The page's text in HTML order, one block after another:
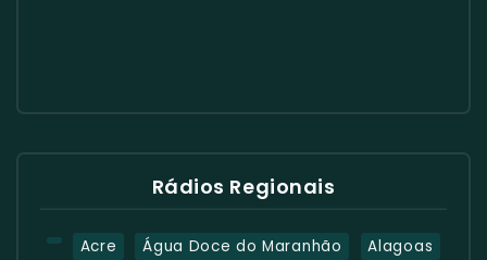
Rádios Regionais
Acre Água Doce do Maranhão
Alagoas